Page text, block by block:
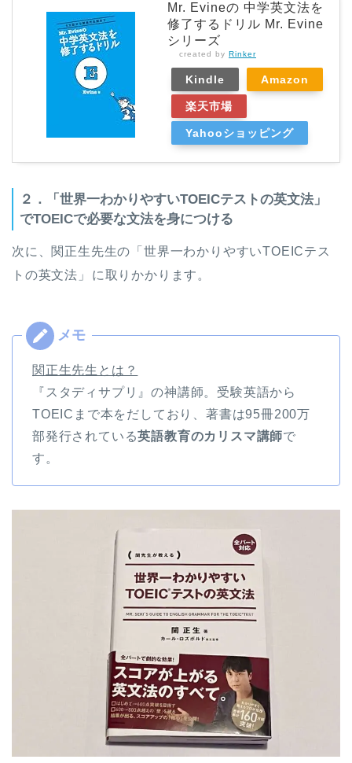
Mr. Evineの 中学英文法を
修了するドリル Mr. Evine
シリーズ
created by Rinker
Kindle Amazon
楽天市場
Yahooショッピング
２．「世界一わかりやすいTOEICテストの英文法」
でTOEICで必要な文法を身につける
次に、関正生先生の「世界一わかりやすいTOEICテス
トの英文法」
に取りかかります。
関正生先生とは？
『スタディサプリ』の神講師。受験英語から
TOEICまで本をだしており、著書は95冊200万
部発行されている英語教育のカリスマ講師で
す。